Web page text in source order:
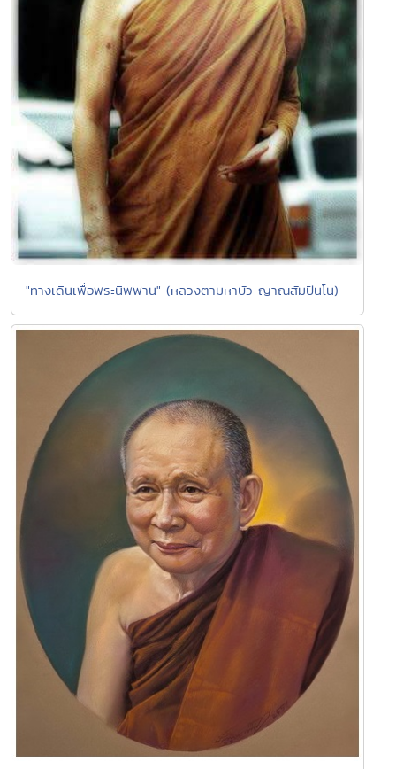
"ทางเดินเพื่อพระนิพพาน" (หลวงตามหาบัว ญาณสัมปันโน)